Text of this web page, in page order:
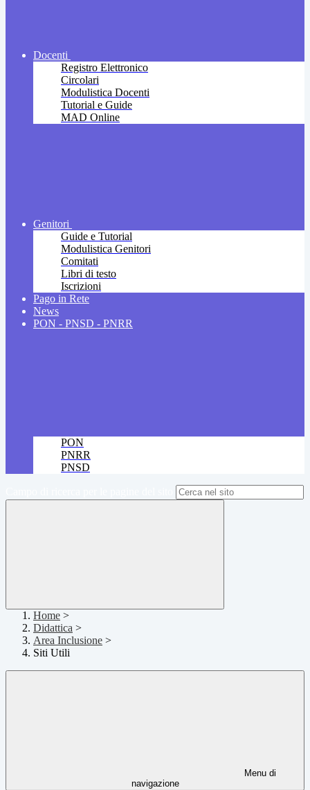
Docenti
Registro Elettronico
Circolari
Modulistica Docenti
Tutorial e Guide
MAD Online
Genitori
Guide e Tutorial
Modulistica Genitori
Comitati
Libri di testo
Iscrizioni
Pago in Rete
News
PON - PNSD - PNRR
PON
PNRR
PNSD
Home >
Didattica >
Area Inclusione >
Siti Utili
Menu di
navigazione